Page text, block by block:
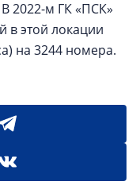
2022-м ГК «ПСК»
в этой локации
на 3244 номера.